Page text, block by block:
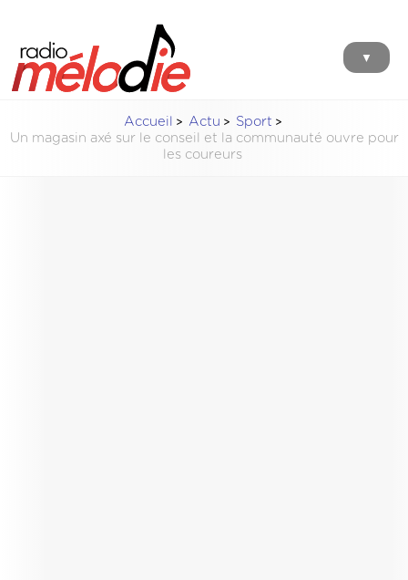
▼
Accueil Actu
Sport
Un magasin axé sur le conseil et la communauté ouvre pour
les coureurs